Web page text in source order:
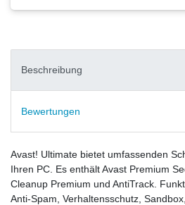
Beschreibung
Bewertungen
Avast! Ultimate bietet umfassenden
Ihren PC. Es enthält Avast Premium
Cleanup Premium und AntiTrack.
Anti-Spam, Verhaltensschutz,